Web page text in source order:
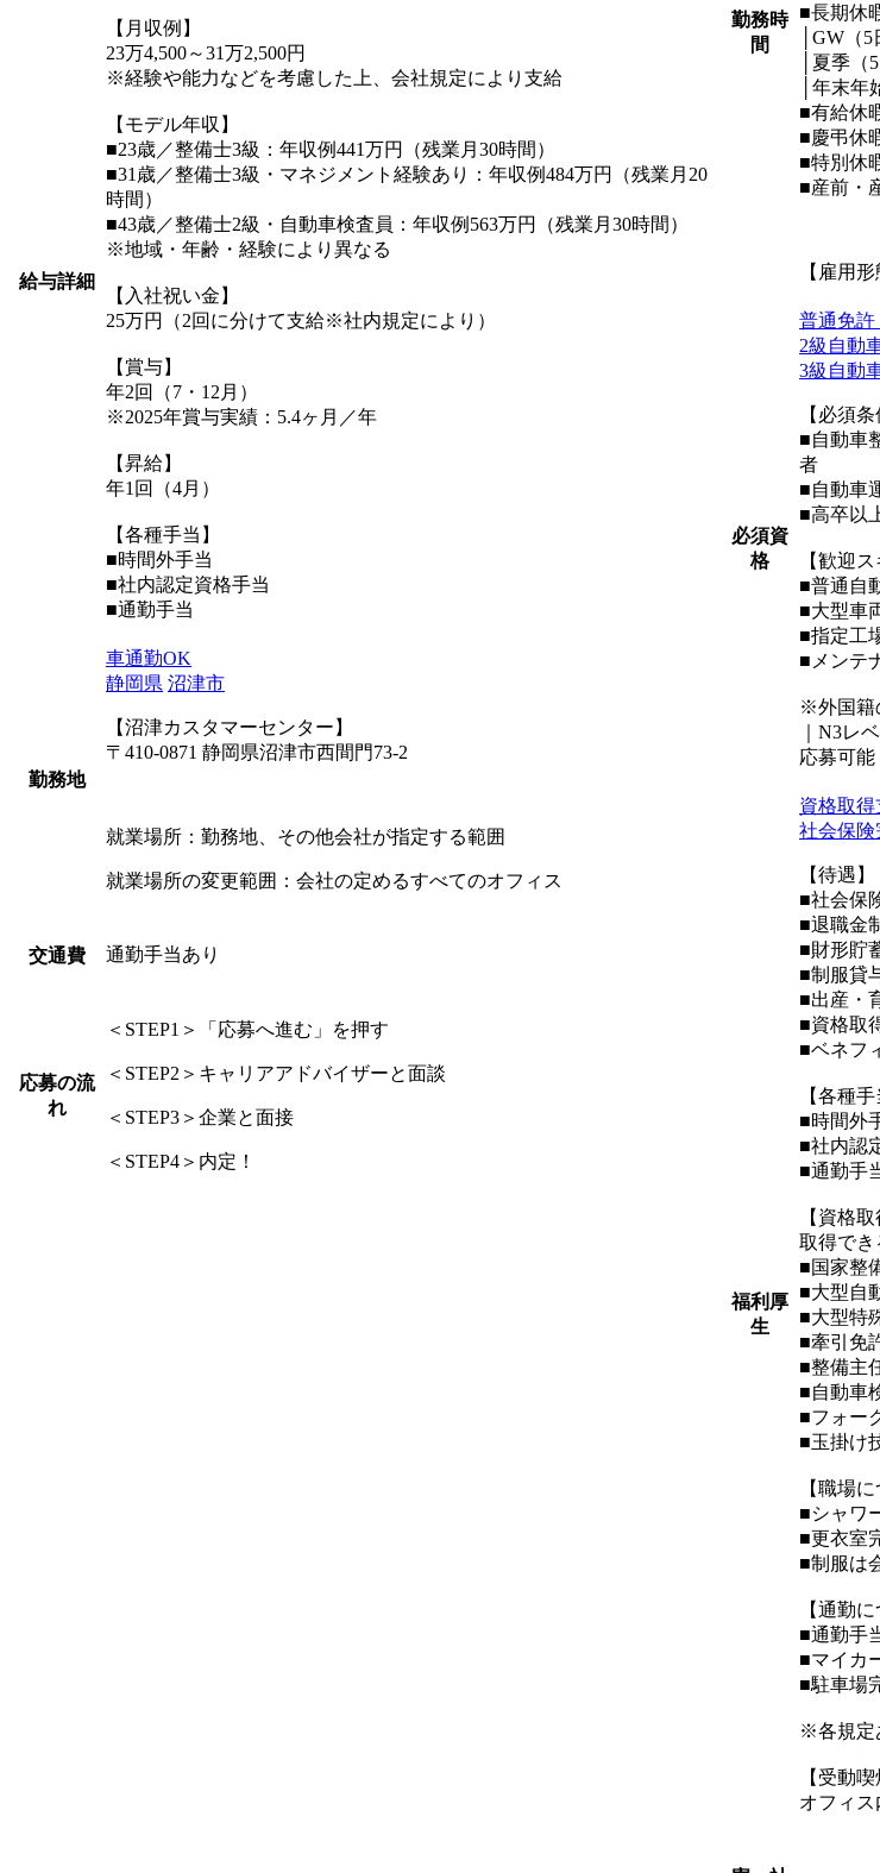
給与詳細
【月収例】
23万4,500～31万2,500円
※経験や能力などを考慮した上、会社規定により支給
【モデル年収】
■23歳／整備士3級：年収例441万円（残業月30時間）
■31歳／整備士3級・マネジメント経験あり：年収例484万円（残業月20
時間）
■43歳／整備士2級・自動車検査員：年収例563万円（残業月30時間）
※地域・年齢・経験により異なる
【入社祝い金】
25万円（2回に分けて支給※社内規定により）
【賞与】
年2回（7・12月）
※2025年賞与実績：5.4ヶ月／年
【昇給】
年1回（4月）
【各種手当】
■時間外手当
■社内認定資格手当
■通勤手当
勤務地
車通勤OK
静岡県 沼津市
【沼津カスタマーセンター】
〒410-0871 静岡県沼津市西間門73-2
就業場所：勤務地、その他会社が指定する範囲
就業場所の変更範囲：会社の定めるすべてのオフィス
交通費 通勤手当あり
応募の流
れ
＜STEP1＞「応募へ進む」を押す
＜STEP2＞キャリアアドバイザーと面談
＜STEP3＞企業と面接
＜STEP4＞内定！
勤務時
間
■長期休
│GW（5
│夏季（
│年末年
■有給休
■慶弔休
■特別休
■産前・
【雇用
必須資
格
普通免許
2級自動
3級自動
【必須
■自動車
者
■自動車
■高卒以
【歓迎ス
■普通自
■大型車
■指定工
■メンテ
※外国籍
｜N3レ
応募可能
福利厚
生
資格取得
社会保険
【待遇】
■社会保
■退職金
■財形貯
■制服貸
■出産・
■資格取
■ベネフ
【各種手
■時間外
■社内認
■通勤手
【資格
取得でき
■国家整
■大型自
■大型特
■牽引免
■整備主
■自動車
■フォー
■玉掛け
【職場に
■シャワ
■更衣室
■制服は
【通勤に
■通勤手
■マイカ
■駐車場
※各規定
【受動
オフィス